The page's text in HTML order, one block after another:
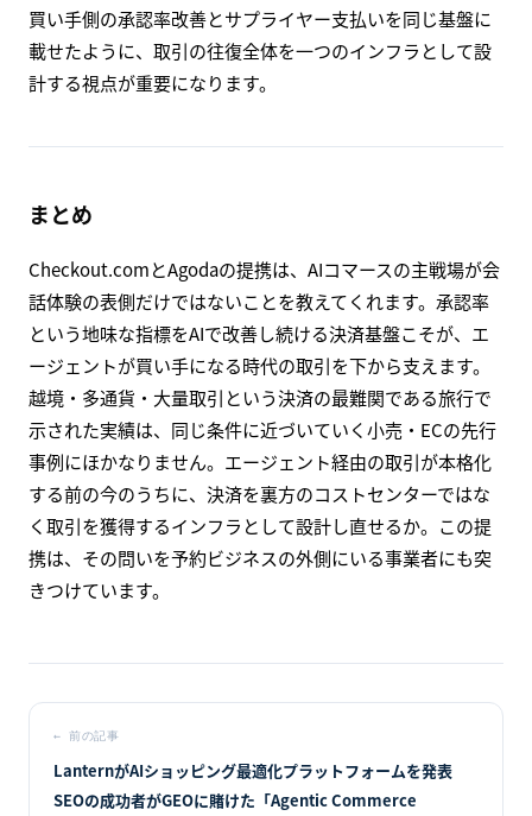
買い手側の承認率改善とサプライヤー支払いを同じ基盤に
載せたように、取引の往復全体を一つのインフラとして設
計する視点が重要になります。
まとめ
Checkout.comとAgodaの提携は、AIコマースの主戦場が会
話体験の表側だけではないことを教えてくれます。承認率
という地味な指標をAIで改善し続ける決済基盤こそが、エ
ージェントが買い手になる時代の取引を下から支えます。
越境・多通貨・大量取引という決済の最難関である旅行で
示された実績は、同じ条件に近づいていく小売・ECの先行
事例にほかなりません。エージェント経由の取引が本格化
する前の今のうちに、決済を裏方のコストセンターではな
く取引を獲得するインフラとして設計し直せるか。この提
携は、その問いを予約ビジネスの外側にいる事業者にも突
きつけています。
←前の記事
LanternがAIショッピング最適化プラットフォームを発表
SEOの成功者がGEOに賭けた「Agentic Commerce